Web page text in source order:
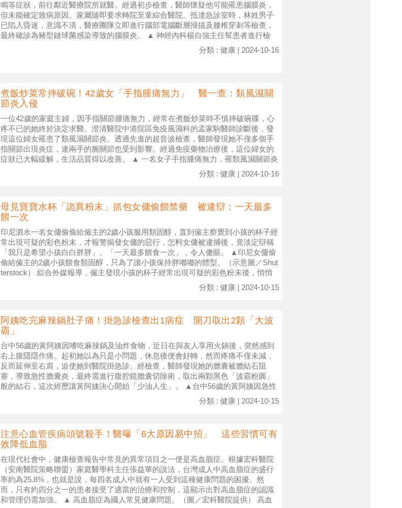
鳴等症狀，前往鄰近醫療院所就醫。經過初步檢查，醫師懷疑他可能罹患腦膜炎，
但未能確定致病原因。家屬隨即要求轉院至童綜合醫院。抵達急診室時，林姓男子
已陷入昏迷，意識不清，醫療團隊立即進行腦部電腦斷層掃描及腰椎穿刺等檢查，
最終確診為豬型鏈球菌感染導致的腦膜炎。 ▲ 神經內科楊自強主任幫患者進行檢
分類 : 健康 | 2024-10-16
煮飯炒菜常摔破碗！42歲女「手指腫痛無力」 醫一查：類風濕關
節炎入侵
一位42歲的家庭主婦，因手指關節腫痛無力，經常在煮飯炒菜時不慎摔破碗碟，心
疼不已的她終於決定求醫。澄清醫院中港院區免疫風濕科的孟家駒醫師診斷後，發
現這位婦女罹患了類風濕關節炎。透過先進的超音波檢查，醫師發現她不僅多個手
指關節出現炎症，連兩手的腕關節也受到影響。經過免疫藥物治療後，這位婦女的
症狀已大幅緩解，生活品質得以改善。 ▲ 一名女子手指腫痛無力，罹類風濕關節炎
分類 : 健康 | 2024-10-16
母見寶寶水杯「詭異粉末」抓包女傭偷餵禁藥 被逮辯：一天最多
餵一次
印尼泗水一名女傭偷偷給僱主的2歲小孩服用類固醇，直到僱主察覺到小孩的杯子經
常出現可疑的彩色粉末，才報警揭發女傭的惡行，怎料女傭被逮捕後，竟淡定辯稱
「我只是希望小孩白白胖胖」、「一天最多餵食一次」，令人傻眼。 ▲印尼女傭偷
偷給僱主的2歲小孩餵食類固醇，只為了讓小孩保持胖嘟嘟的體型。（示意圖／Shut
terstock） 綜合外媒報導，僱主發現小孩的杯子經常出現可疑的彩色粉末後，悄悄
分類 : 健康 | 2024-10-15
阿姨吃完麻辣鍋肚子痛！掛急診檢查出1病症 開刀取出2顆「大波
霸」
台中56歲的黃阿姨因嗜吃麻辣鍋及油炸食物，近日在與友人享用火鍋後，突然感到
右上腹隱隱作痛。起初她以為只是小問題，休息後便會好轉，然而疼痛不僅未減，
反而延伸至右肩，迫使她到醫院掛急診。經檢查，醫師發現她的膽囊被膽結石阻
塞，導致急性膽囊炎，最終需進行腹腔鏡膽囊切除術，取出兩顆黑色「波霸粉圓」
般的結石，這次經歷讓黃阿姨決心開始「少油人生」。 ▲台中56歲的黃阿姨因急性
分類 : 健康 | 2024-10-15
注意心血管疾病頭號殺手！醫曝「6大原因易中招」 這些習慣可有
效降低血脂
在現代社會中，健康檢查報告中常見的異常項目之一便是高血脂症。根據宏科醫院
（安南醫院策略聯盟）家庭醫學科主任張益華的說法，台灣成人中高血脂症的盛行
率約為25.8%，也就是說，每四名成人中就有一人受到這種健康問題的困擾。然
而，只有約四分之一的患者接受了適當的治療和控制，這顯示出對高血脂症的認識
和管理仍需加強。 ▲ 高血脂症為國人常見健康問題。（圖／宏科醫院提供） 高血